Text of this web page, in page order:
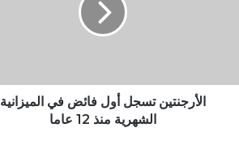
الأرجنتين تسجل أول فائض في الميزانية
الشهرية منذ 12 عاما